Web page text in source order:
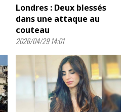
Londres : Deux blessés
dans une attaque au
couteau
2026/04/29 14:01